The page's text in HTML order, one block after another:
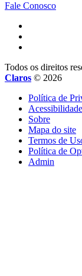
Fale Conosco
Todos os direitos
Claros © 2026
Política de
Acessibilidade
Sobre
Mapa do site
Termos de
Política de
Admin